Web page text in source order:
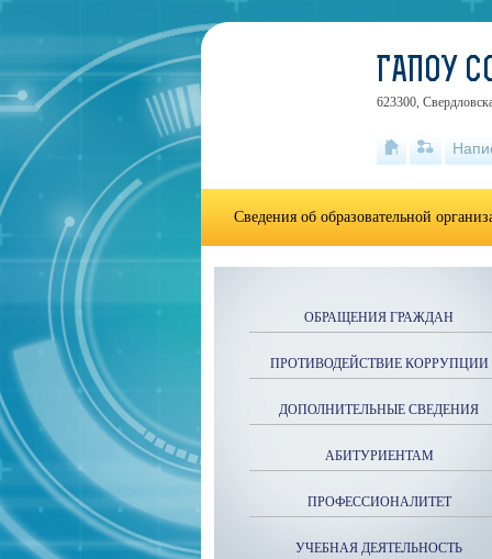
ОБРАЩЕНИЯ ГРАЖДАН
ПРОТИВОДЕЙСТВИЕ КОРРУПЦИИ
ДОПОЛНИТЕЛЬНЫЕ СВЕДЕНИЯ
АБИТУРИЕНТАМ
ПРОФЕССИОНАЛИТЕТ
УЧЕБНАЯ ДЕЯТЕЛЬНОСТЬ
ГАПОУ
623300,
Сведения об образовательной